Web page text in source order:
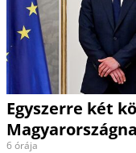
Egyszerre két
6 órája